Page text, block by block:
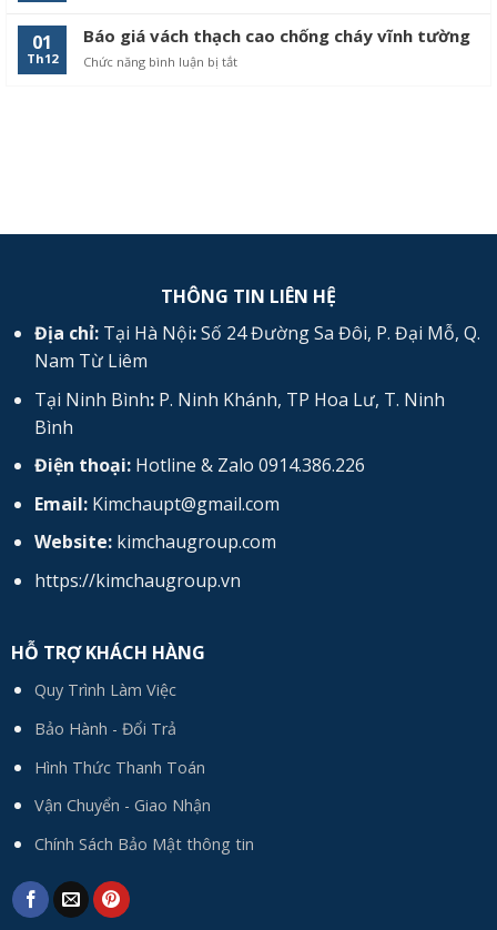
thạch
chống
01
Th12
Báo giá vách thạch cao chống cháy vĩnh tường
Chức năng bình luận bị tắt
tường
THÔNG TIN LIÊN HỆ
Địa chỉ:Tại Hà Nội:Số 24 Đường Sa Đôi, P. Đại Mỗ, Q.
Nam Từ Liêm
Tại Ninh Bình:P. Ninh Khánh, TP Hoa Lư, T. Ninh
Bình
Điện thoại:Hotline & Zalo 0914.386.226
Email:Kimchaupt@gmail.com
Website: kimchaugroup.com
https://kimchaugroup.vn
HỖ TRỢ KHÁCH HÀNG
Quy Trình Làm Việc
Bảo Hành - Đổi Trả
Hình Thức Thanh Toán
Vận Chuyển - Giao Nhận
Chính Sách Bảo Mật thông tin